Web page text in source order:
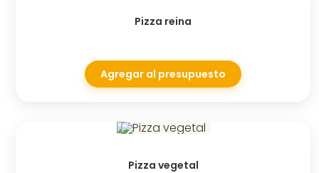
Pizza reina
Agregar al presupuesto
Pizza vegetal